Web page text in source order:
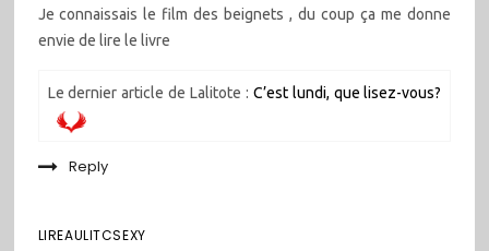
Je connaissais le film des beignets , du coup ça me donne
envie de lire le livre
Le dernier article de Lalitote : C’est lundi, que lisez-vous?
Reply
LIREAULITCSEXY